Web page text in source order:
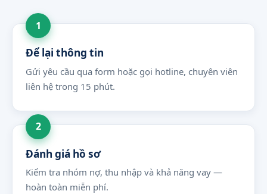
Để lại thông tin
Gửi yêu cầu qua form hoặc gọi hotline, chuyên viên
liên hệ trong 15 phút.
Đánh giá hồ sơ
Kiểm tra nhóm nợ, thu nhập và khả năng vay —
hoàn toàn miễn phí.